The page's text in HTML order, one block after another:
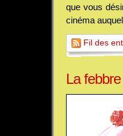
que vous
cinéma
Fil des
La